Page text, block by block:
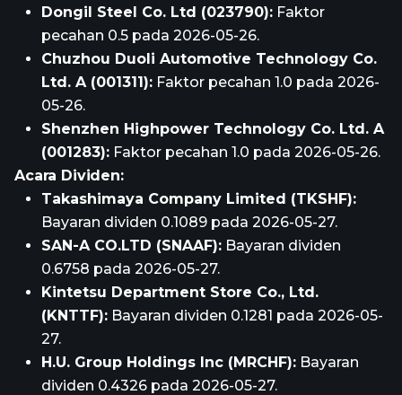
Dongil Steel Co. Ltd (023790): Faktor
pecahan 0.5 pada 2026-05-26.
Chuzhou Duoli Automotive Technology Co.
Ltd. A (001311): Faktor pecahan 1.0 pada 2026-
05-26.
Shenzhen Highpower Technology Co. Ltd. A
(001283): Faktor pecahan 1.0 pada 2026-05-26.
Acara Dividen:
Takashimaya Company Limited (TKSHF):
Bayaran dividen 0.1089 pada 2026-05-27.
SAN-A CO.LTD (SNAAF): Bayaran dividen
0.6758 pada 2026-05-27.
Kintetsu Department Store Co., Ltd.
(KNTTF): Bayaran dividen 0.1281 pada 2026-05-
27.
H.U. Group Holdings Inc (MRCHF): Bayaran
dividen 0.4326 pada 2026-05-27.